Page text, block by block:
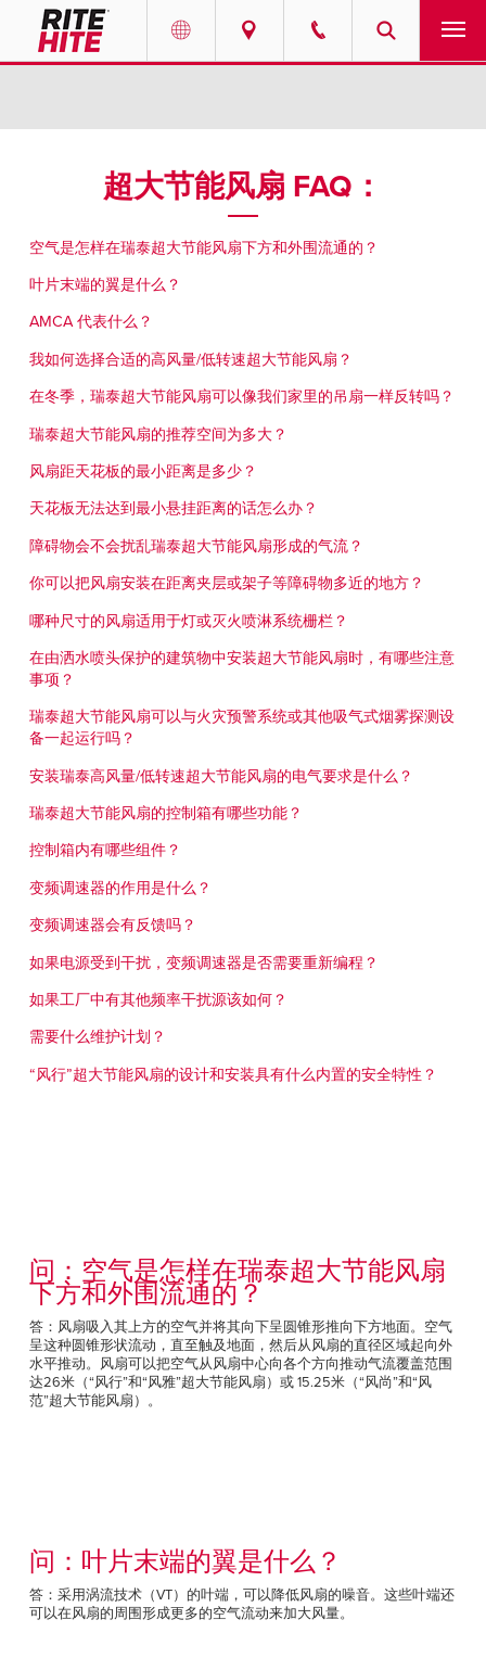
AMERICAS
Español
Portuguese
ASIA PACIFIC
中文
解决方案
新闻
资源中心
帮助
查找销售代表
超大节能风扇 FAQ：
空气是怎样在瑞泰超大节能风扇下方和外围流通的？
叶片末端的翼是什么？
AMCA 代表什么？
我如何选择合适的高风量/低转速超大节能风扇？
在冬季，瑞泰超大节能风扇可以像我们家里的吊扇一样反转吗？
瑞泰超大节能风扇的推荐空间为多大？
风扇距天花板的最小距离是多少？
天花板无法达到最小悬挂距离的话怎么办？
障碍物会不会扰乱瑞泰超大节能风扇形成的气流？
你可以把风扇安装在距离夹层或架子等障碍物多近的地方？
哪种尺寸的风扇适用于灯或灭火喷淋系统栅栏？
在由洒水喷头保护的建筑物中安装超大节能风扇时，有哪些注意
事项？
瑞泰超大节能风扇可以与火灾预警系统或其他吸气式烟雾探测设
备一起运行吗？
安装瑞泰高风量/低转速超大节能风扇的电气要求是什么？
瑞泰超大节能风扇的控制箱有哪些功能？
控制箱内有哪些组件？
变频调速器的作用是什么？
变频调速器会有反馈吗？
如果电源受到干扰，变频调速器是否需要重新编程？
如果工厂中有其他频率干扰源该如何？
需要什么维护计划？
“风行”超大节能风扇的设计和安装具有什么内置的安全特性？
问：空气是怎样在瑞泰超大节能风扇
下方和外围流通的？
答：风扇吸入其上方的空气并将其向下呈圆锥形推向下方地面。空气
呈这种圆锥形状流动，直至触及地面，然后从风扇的直径区域起向外
水平推动。风扇可以把空气从风扇中心向各个方向推动气流覆盖范围
达26米（“风行”和“风雅”超大节能风扇）或 15.25米（“风尚”和“风
范”超大节能风扇）。
问：叶片末端的翼是什么？
答：采用涡流技术（VT）的叶端，可以降低风扇的噪音。这些叶端还
可以在风扇的周围形成更多的空气流动来加大风量。